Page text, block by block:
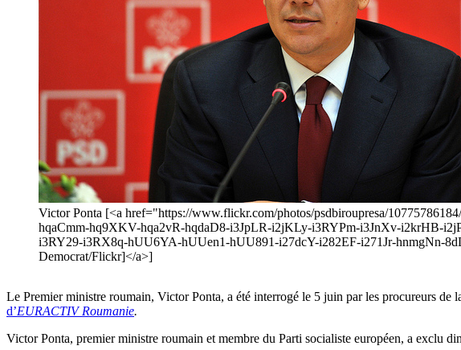
Victor Ponta [<a href="https://www.flickr.com/photos/psdbiroupresa/
hqaCmm-hq9XKV-hqa2vR-hqdaD8-i3JpLR-i2jKLy-i3RYPm-i3JnXv-i2krHB-
i3RY29-i3RX8q-hUU6YA-hUUen1-hUU891-i27dcY-i282EF-i271Jr-hnmgNn-
Democrat/Flickr]</a>]
Le Premier ministre roumain, Victor Ponta, a été interrogé le 5 juin par les procureurs
d’EURACTIV Roumanie.
Victor Ponta, premier ministre roumain et membre du Parti socialiste européen, a exclu